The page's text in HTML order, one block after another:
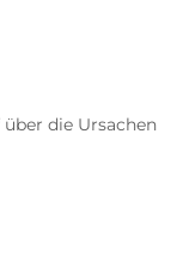
die Ursachen